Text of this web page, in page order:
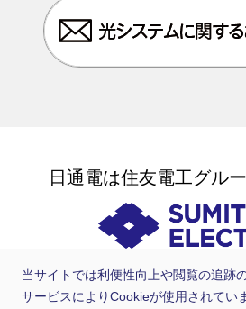
当サイトでは利便性向上や閲覧の追跡
サービスによりCookieが使用されてい
日通電は住友電工グル